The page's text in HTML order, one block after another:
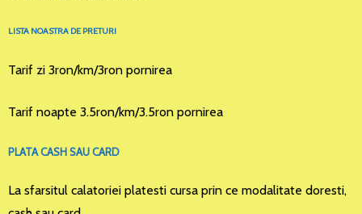
LISTA NOASTRA DE PRETURI
Tarif zi 3ron/km/3ron pornirea
Tarif noapte 3.5ron/km/3.5ron pornirea
PLATA CASH SAU CARD
La sfarsitul calatoriei platesti cursa prin ce modalitate doresti,